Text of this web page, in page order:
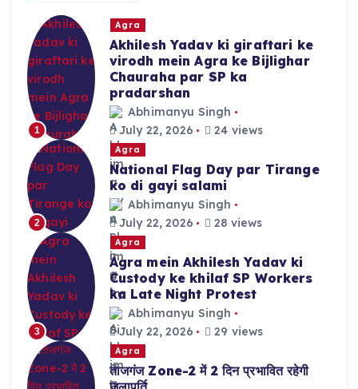
1
Agra
Akhilesh Yadav ki giraftari ke
virodh mein Agra ke Bijlighar
Chauraha par SP ka
pradarshan
Abhimanyu Singh
July 22, 2026
24 views
2
Agra
National Flag Day par Tirange
ko di gayi salami
Abhimanyu Singh
July 22, 2026
28 views
3
Agra
Agra mein Akhilesh Yadav ki
Custody ke khilaf SP Workers
ka Late Night Protest
Abhimanyu Singh
July 22, 2026
29 views
Agra
ताजगंज Zone-2 में 2 दिन प्रभावित रहेगी